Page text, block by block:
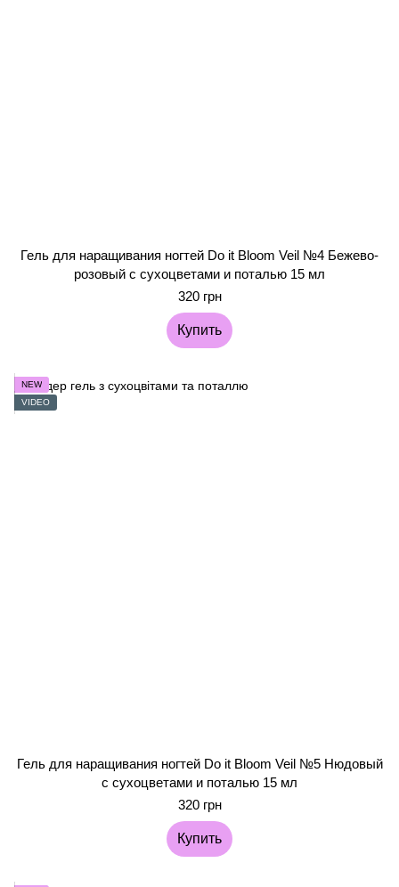
Гель для наращивания ногтей Do it Bloom Veil №4 Бежево-
розовый с сухоцветами и поталью 15 мл
320 грн
Купить
NEW
VIDEO
Гель для наращивания ногтей Do it Bloom Veil №5 Нюдовый
с сухоцветами и поталью 15 мл
320 грн
Купить